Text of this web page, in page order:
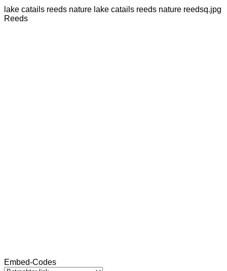
lake catails reeds nature lake catails reeds nature reedsq.jpg
Reeds
Embed-Codes